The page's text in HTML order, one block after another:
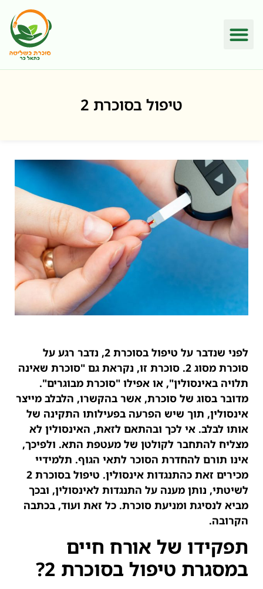
טיפול בסוכרת 2
לפני שנדבר על טיפול בסוכרת 2, נדבר רגע על
סוכרת מסוג 2. סוכרת זו, נקראת גם "סוכרת שאינה
תלויה באינסולין", או אפילו "סוכרת מבוגרים".
מדובר בסוג של סוכרת, אשר בהקשרו, הלבלב מייצר
אינסולין, תוך שיש הפרעה בפעילותו התקינה של
אותו לבלב. אי לכך ובהתאם לזאת, האינסולין לא
מצליח להתחבר לקולטן של מעטפת התא. ולפיכך,
אינו תורם להחדרת הסוכר לתאי הגוף. תלמידיי
מכירים זאת כהתנגדות אינסולין. טיפול בסוכרת 2
לשיטתי, נותן מענה על התנגדות לאינסולין, ובכך
מביא לנסיגת ומניעת סוכרת. כל זאת ועוד, בכתבה
הקרובה.
תפקידו של אורח חיים
במסגרת טיפול בסוכרת 2?